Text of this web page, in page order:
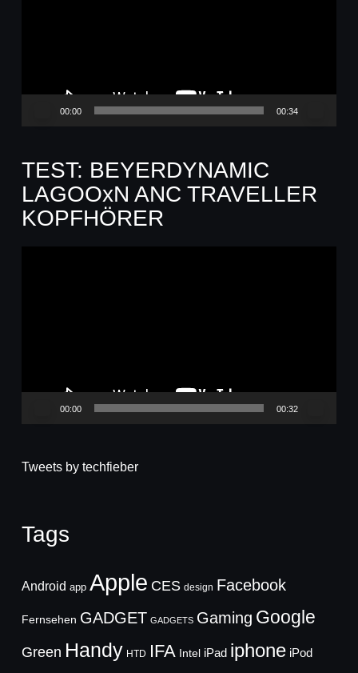
00:00 00:34
TEST: BEYERDYNAMIC
LAGOOxN ANC TRAVELLER
KOPFHÖRER
00:00 00:32
Tweets by techfieber
Tags
Android app Apple CES design Facebook
Fernsehen GADGET GADGETS Gaming Google
Green Handy HTD IFA Intel iPad iphone iPod